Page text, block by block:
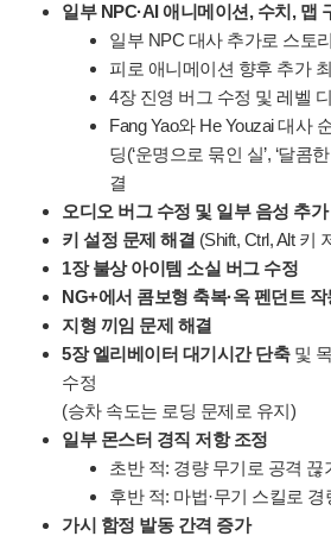
일부 NPC·AI 애니메이션, 수치, 맵
일부 NPC 대사 추가로 스토
피로 애니메이션 향후 추가
4장 진영 버그 수정 및 레벨
Fang Yao와 He Youzai 대사
딩(‘운명으로 묶인 실’, ‘달콤
결
오디오 버그 수정 및 일부 음성 추가
키 설정 문제 해결 (Shift, Ctrl, Alt 키
1장 불상 아이템 소실 버그 수정
NG+에서 콤보형 축복·옥 펜던트
지형 끼임 문제 해결
5장 엘리베이터 대기시간 단축및
수정
(승차 속도는 로딩 문제로 유지)
일부 몬스터 경직 저항 조정
초반 적: 경량 무기로 공격 끊
후반 적: 마법·무기 스킬로
가시 함정 발동 간격 증가